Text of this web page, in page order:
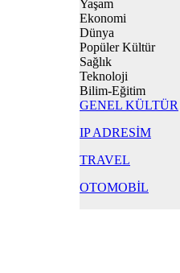
Yaşam
Ekonomi
Dünya
Popüler Kültür
Sağlık
Teknoloji
Bilim-Eğitim
GENEL KÜLTÜR
IP ADRESİM
TRAVEL
OTOMOBİL